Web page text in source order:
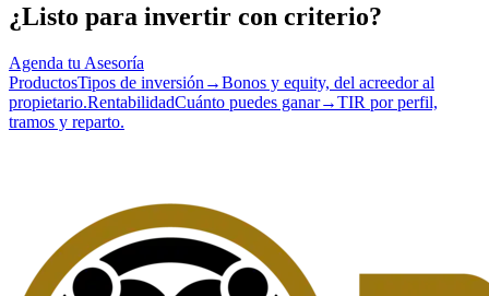
¿Listo para invertir con criterio?
Agenda tu Asesoría
ProductosTipos de inversión →Bonos y equity, del acreedor al
propietario.RentabilidadCuánto puedes ganar→TIR por perfil,
tramos y reparto.